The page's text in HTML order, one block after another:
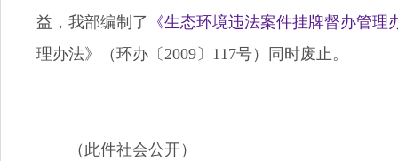
益，我部编制了 《生态环境违法案件挂牌督办管理
理办法》（环办〔2009〕117号）同时废止。
（此件社会公开）